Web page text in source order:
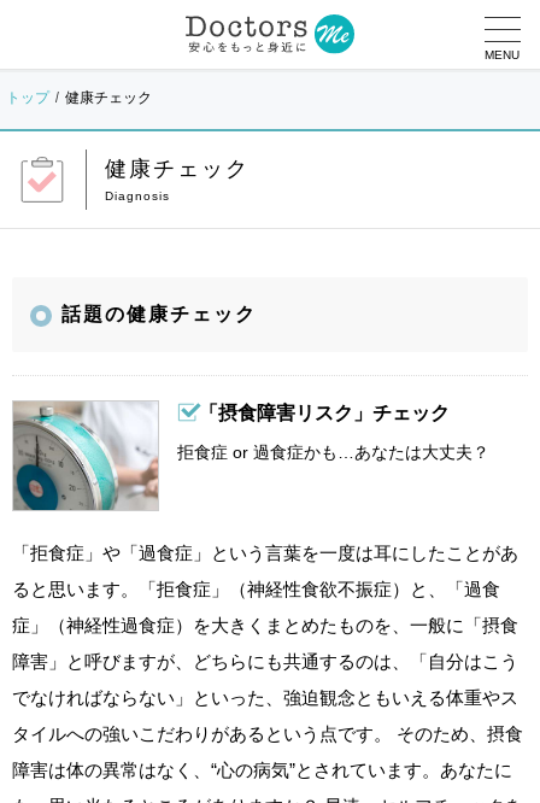
MENU
トップ 健康チェック
健康チェック
話題の健康チェック
「摂食障害リスク」チェック
拒食症 or 過食症かも…あなたは大丈夫？
「拒食症」や「過食症」という言葉を一度は耳にしたことがあ
ると思います。「拒食症」（神経性食欲不振症）と、「過食
症」（神経性過食症）を大きくまとめたものを、一般に「摂食
障害」と呼びますが、どちらにも共通するのは、「自分はこう
でなければならない」といった、強迫観念ともいえる体重やス
タイルへの強いこだわりがあるという点です。 そのため、摂食
障害は体の異常はなく、“心の病気”とされています。あなたに